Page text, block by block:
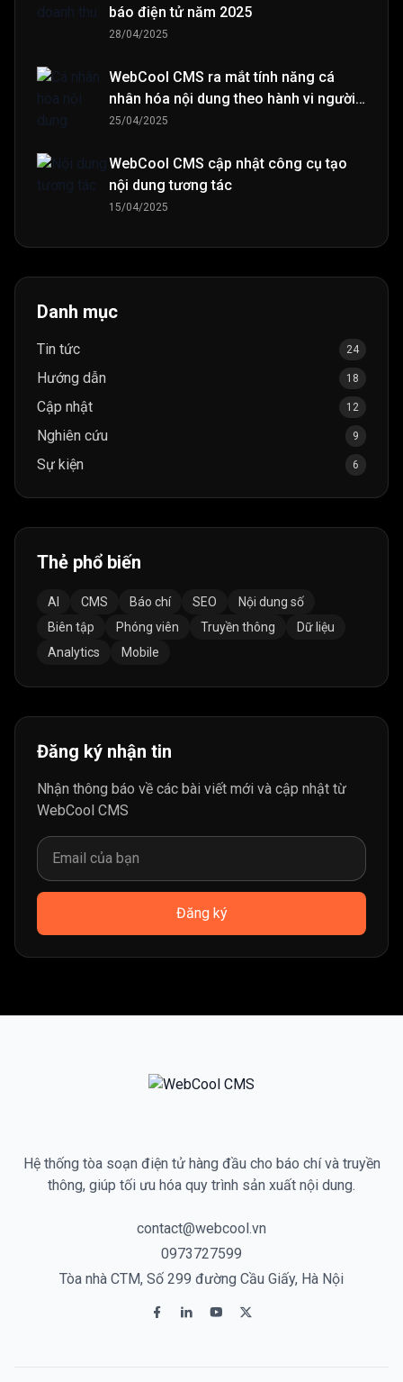
báo điện tử năm 2025
28/04/2025
WebCool CMS ra mắt tính năng cá
nhân hóa nội dung theo hành vi người
đọc
25/04/2025
WebCool CMS cập nhật công cụ tạo
nội dung tương tác
15/04/2025
Danh mục
Tin tức 24
Hướng dẫn 18
Cập nhật 12
Nghiên cứu 9
Sự kiện 6
Thẻ phổ biến
AI CMS Báo chí SEO
Nội dung số
Biên tập
Phóng viên Truyền thông
Dữ liệu
Analytics
Mobile
Đăng ký nhận tin
Nhận thông báo về các bài viết mới và cập nhật từ
WebCool CMS
Đăng ký
Hệ thống tòa soạn điện tử hàng đầu cho báo chí và truyền
thông, giúp tối ưu hóa quy trình sản xuất nội dung.
contact@webcool.vn
0973727599
Tòa nhà CTM, Số 299 đường Cầu Giấy, Hà Nội